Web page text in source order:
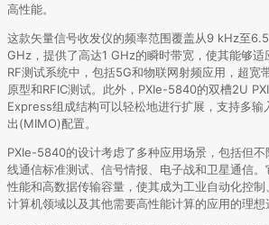
高性能。
这款矢量信号收发仪的频率范围覆盖从9 kHz至6.5
GHz，提供了高达1 GHz的瞬时带宽，使其能够适
RF测试系统中，包括5G和物联网射频应用，超宽
原型和RFIC测试。此外，PXIe-5840的双槽2U PXI
Express组成结构可以轻松地进行扩展，支持多输
出(MIMO)配置。
PXIe-5840的设计考虑了多种应用场景，包括但不
线通信标准测试、信号情报、电子战和卫星通信。
性能和高数据传输容量，使其成为工业自动化控制
计算机领域以及其他需要高性能计算的应用的理想